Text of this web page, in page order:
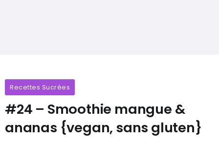
Recettes Sucrées
#24 – Smoothie mangue &
ananas {vegan, sans gluten}